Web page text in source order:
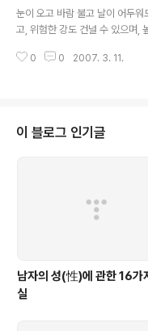
했다. "바로 그것이 성공의 비결
하면 주위의 유혹과 비난이 들리
눈이 오고 바람 불고 날이 어두
고, 위험한 강도 건널 수 있으며,
로 막아주고, 마음으로 사랑하면
결국 우리는 누군가의 동행에 감
한 인생길 누군가와 손잡고 걸어
0 0 2007. 3. 11.
이 블로그 인기글
남자의 성(性)에 관한 16가
실